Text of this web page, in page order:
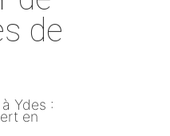
de
Ydes :
en